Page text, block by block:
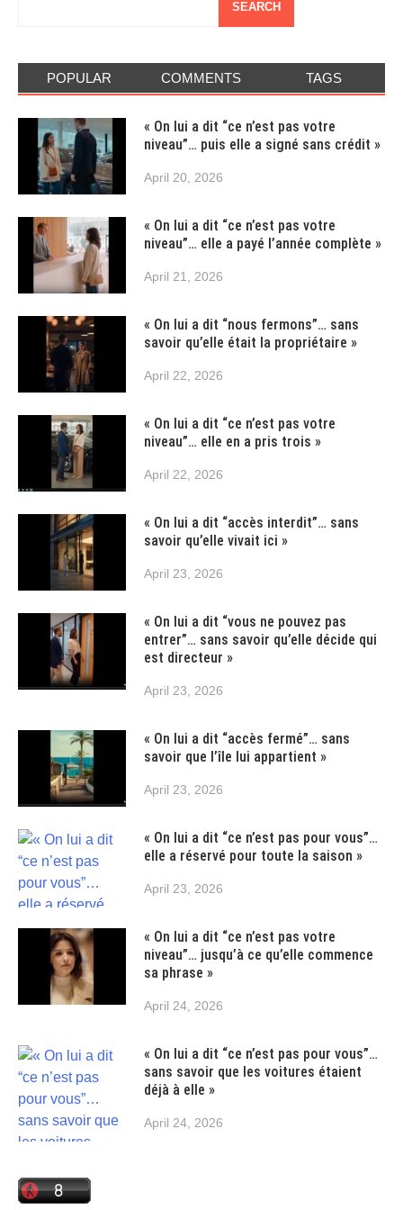
SEARCH
POPULAR COMMENTS TAGS
« On lui a dit “ce n’est pas votre
niveau”… puis elle a signé sans crédit »
April 20, 2026
« On lui a dit “ce n’est pas votre
niveau”… elle a payé l’année complète »
April 21, 2026
« On lui a dit “nous fermons”… sans
savoir qu’elle était la propriétaire »
April 22, 2026
« On lui a dit “ce n’est pas votre
niveau”… elle en a pris trois »
April 22, 2026
« On lui a dit “accès interdit”… sans
savoir qu’elle vivait ici »
April 23, 2026
« On lui a dit “vous ne pouvez pas
entrer”… sans savoir qu’elle décide qui
est directeur »
April 23, 2026
« On lui a dit “accès fermé”… sans
savoir que l’île lui appartient »
April 23, 2026
« On lui a dit “ce n’est pas pour vous”…
elle a réservé pour toute la saison »
April 23, 2026
« On lui a dit “ce n’est pas votre
niveau”… jusqu’à ce qu’elle commence
sa phrase »
April 24, 2026
« On lui a dit “ce n’est pas pour vous”…
sans savoir que les voitures étaient
déjà à elle »
April 24, 2026